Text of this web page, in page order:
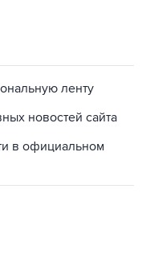
ленту
новостей сайта
в официальном